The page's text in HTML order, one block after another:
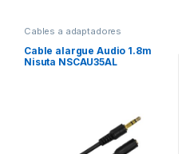
Cables a adaptadores
Cable alargue Audio 1.8m
Nisuta NSCAU35AL